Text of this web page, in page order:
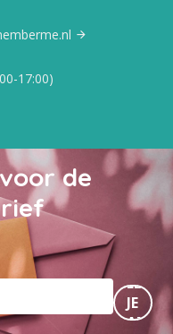
17:00)
de
MELD
JE
AAN